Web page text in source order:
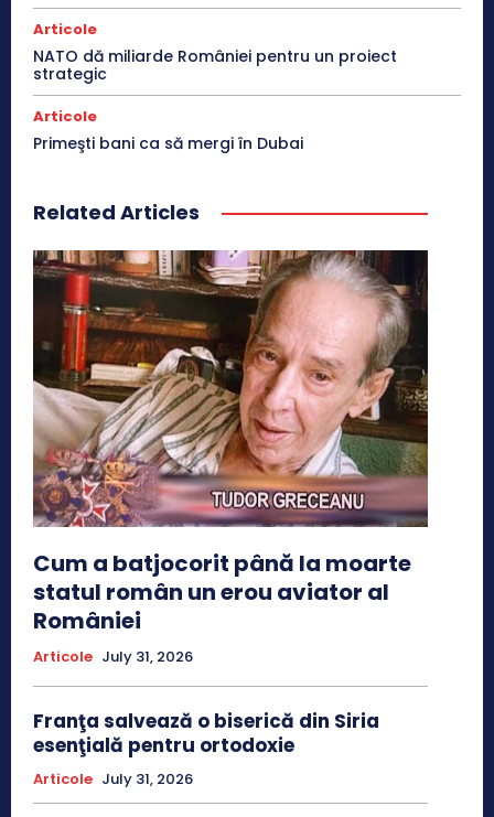
Articole
NATO dă miliarde României pentru un proiect
strategic
Articole
Primeşti bani ca să mergi în Dubai
Related Articles
Cum a batjocorit până la moarte
statul român un erou aviator al
României
Articole July 31, 2026
Franţa salvează o biserică din Siria
esenţială pentru ortodoxie
Articole July 31, 2026